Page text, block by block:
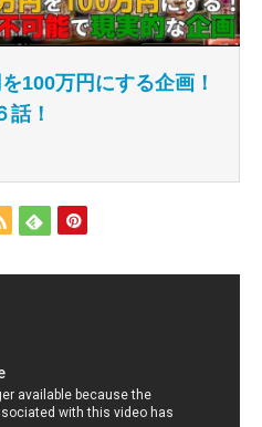
100万円にする企画！
話！